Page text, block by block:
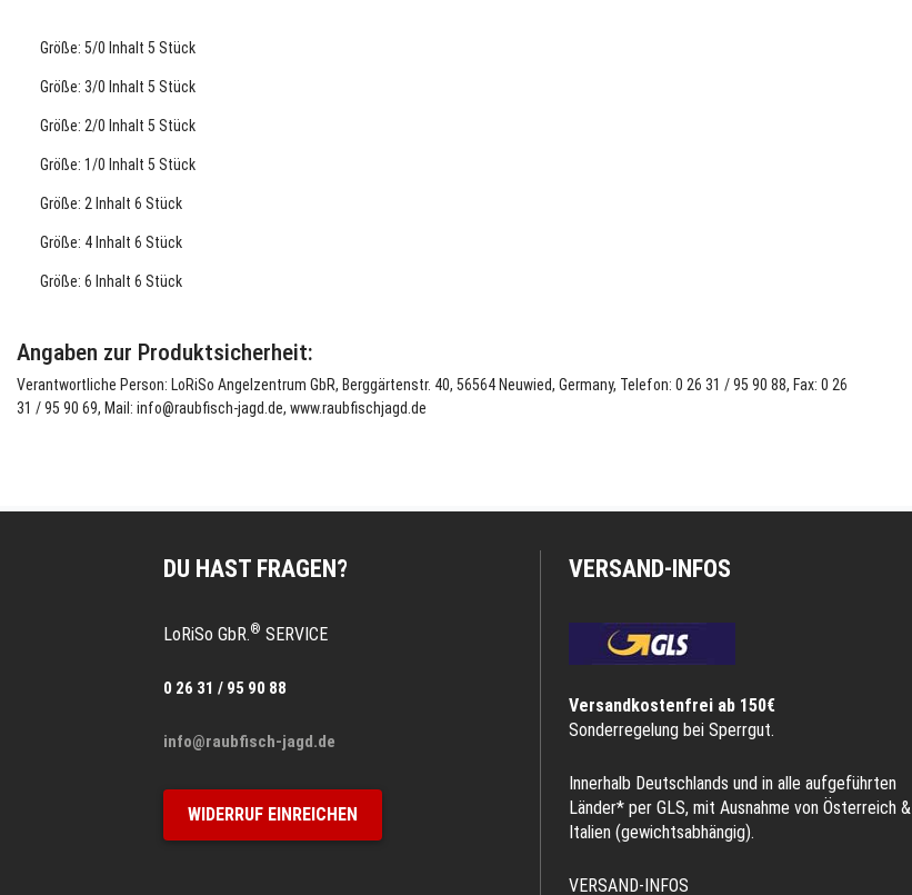
Größe: 5/0 Inhalt 5 Stück
Größe: 3/0 Inhalt 5 Stück
Größe: 2/0 Inhalt 5 Stück
Größe: 1/0 Inhalt 5 Stück
Größe: 2 Inhalt 6 Stück
Größe: 4 Inhalt 6 Stück
Größe: 6 Inhalt 6 Stück
Angaben zur Produktsicherheit:
Verantwortliche Person: LoRiSo Angelzentrum GbR, Berggärtenstr. 40, 56564 Neuwied, Germany, Telefon: 0 26 31 / 95 90 88, Fax: 0 26
31 / 95 90 69, Mail: info@raubfisch-jagd.de, www.raubfischjagd.de
DU HAST FRAGEN?
LoRiSo GbR.® SERVICE
0 26 31 / 95 90 88
info@raubfisch-jagd.de
WIDERRUF EINREICHEN
VERSAND-INFOS
Versandkostenfrei ab 150€
Sonderregelung bei Sperrgut.
Innerhalb Deutschlands und in alle aufgeführten
Länder* per GLS, mit Ausnahme von Österreich &
Italien (gewichtsabhängig).
VERSAND-INFOS